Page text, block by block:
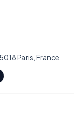
Paris, France